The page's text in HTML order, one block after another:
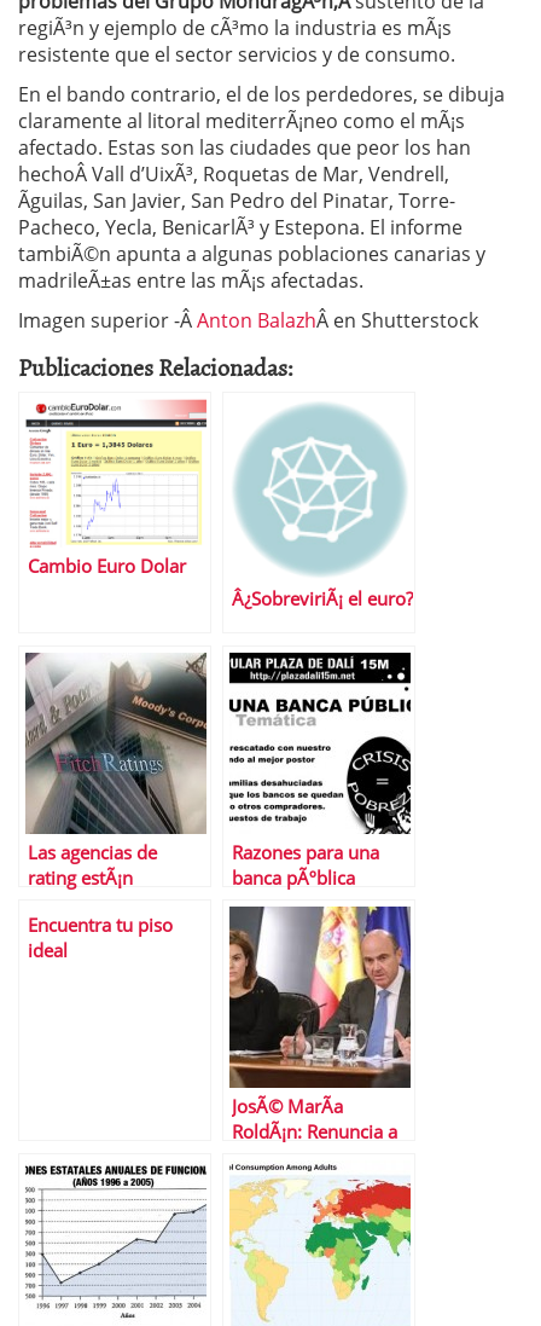
regiÃ³n y ejemplo de cÃ³mo la industria es mÃ¡s
resistente que el sector servicios y de consumo.
En el bando contrario, el de los perdedores, se dibuja
claramente al litoral mediterrÃ¡neo como el mÃ¡s
afectado. Estas son las ciudades que peor los han
hechoÂ Vall d’UixÃ³, Roquetas de Mar, Vendrell,
Ãguilas, San Javier, San Pedro del Pinatar, Torre-
Pacheco, Yecla, BenicarlÃ³ y Estepona. El informe
tambiÃ©n apunta a algunas poblaciones canarias y
madrileÃ±as entre las mÃ¡s afectadas.
Imagen superior -ÂAnton BalazhÂ en Shutterstock
Publicaciones Relacionadas:
Cambio Euro Dolar
Â¿SobreviriÃ¡ el euro?
Las agencias de
rating estÃ¡n
de la crisis
Razones para una
banca pÃºblica
Encuentra tu piso
ideal
JosÃ© MarÃ­a
RoldÃ¡n: Renuncia a